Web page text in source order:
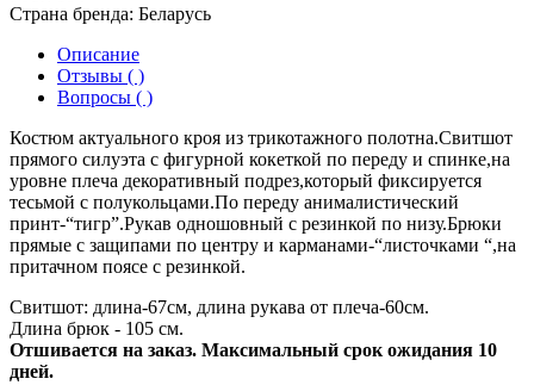
Страна бренда: Беларусь
Описание
Отзывы ( )
Вопросы ( )
Костюм актуального кроя из трикотажного полотна.Свитшот
прямого силуэта с фигурной кокеткой по переду и спинке,на
уровне плеча декоративный подрез,который фиксируется
тесьмой с полукольцами.По переду анималистический
принт-“тигр”.Рукав одношовный с резинкой по низу.Брюки
прямые с защипами по центру и карманами-“листочками “,на
притачном поясе с резинкой.
Свитшот: длина-67см, длина рукава от плеча-60см.
Длина брюк - 105 см.
Отшивается на заказ. Максимальный срок ожидания 10
дней.